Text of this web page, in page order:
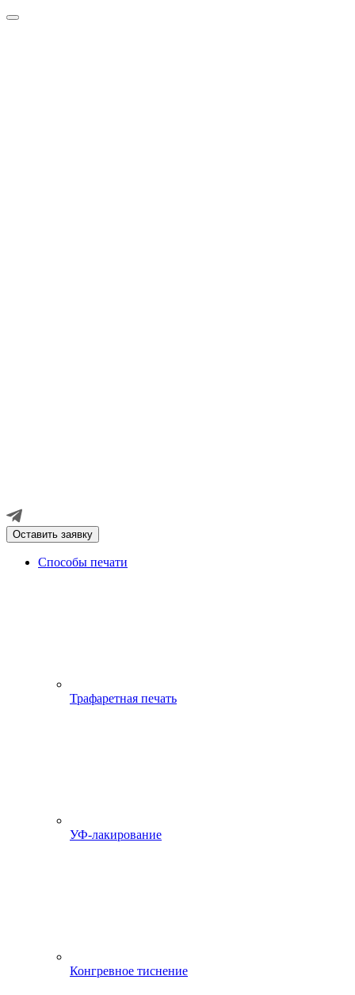
Оставить заявку
Способы печати
Трафаретная печать
УФ-лакирование
Конгревное тиснение